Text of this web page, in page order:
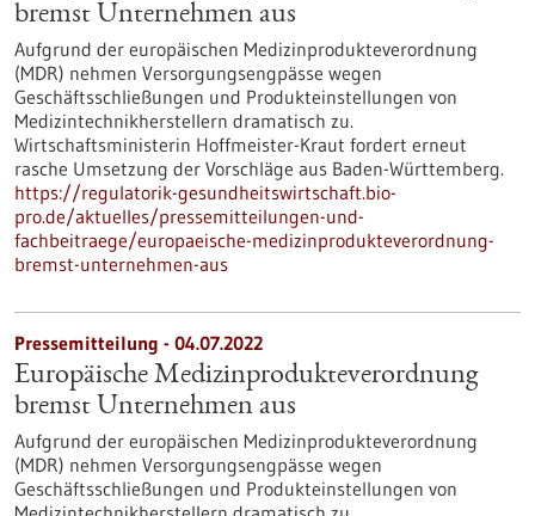
bremst Unternehmen aus
Aufgrund der europäischen Medizinprodukteverordnung
(MDR) nehmen Versorgungsengpässe wegen
Geschäftsschließungen und Produkteinstellungen von
Medizintechnikherstellern dramatisch zu.
Wirtschaftsministerin Hoffmeister-Kraut fordert erneut
rasche Umsetzung der Vorschläge aus Baden-Württemberg.
https://regulatorik-gesundheitswirtschaft.bio-
pro.de/aktuelles/pressemitteilungen-und-
fachbeitraege/europaeische-medizinprodukteverordnung-
bremst-unternehmen-aus
Pressemitteilung - 04.07.2022
Europäische Medizinprodukteverordnung
bremst Unternehmen aus
Aufgrund der europäischen Medizinprodukteverordnung
(MDR) nehmen Versorgungsengpässe wegen
Geschäftsschließungen und Produkteinstellungen von